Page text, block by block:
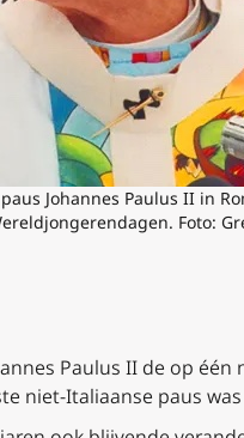
Johannes Paulus II in
Foto:
Paulus II de op
niet-Italiaanse paus